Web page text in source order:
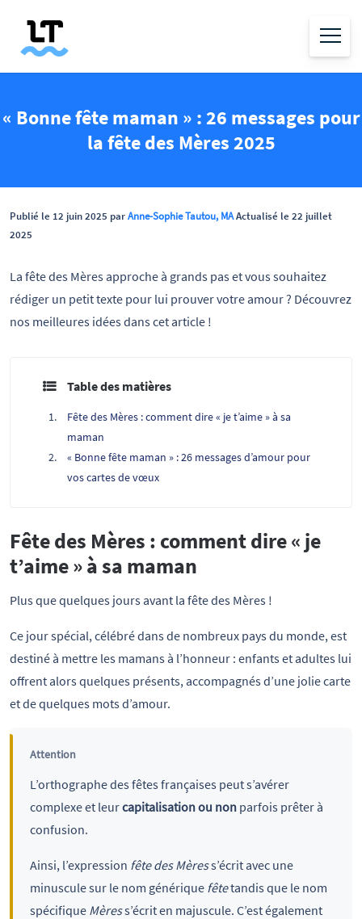
« Bonne fête maman » : 26 messages pour
la fête des Mères 2025
Publié le 12 juin 2025 parAnne-Sophie Tautou, MAActualisé le 22 juillet
2025
La fête des Mères approche à grands pas et vous souhaitez
rédiger un petit texte pour lui prouver votre amour ? Découvrez
nos meilleures idées dans cet article !
Table des matières
Fête des Mères : comment dire « je t’aime » à sa
maman
« Bonne fête maman » : 26 messages d’amour pour
vos cartes de vœux
Fête des Mères : comment dire « je
t’aime » à sa maman
Plus que quelques jours avant la fête des Mères !
Ce jour spécial, célébré dans de nombreux pays du monde, est
destiné à mettre les mamans à l’honneur : enfants et adultes lui
offrent alors quelques présents, accompagnés d’une jolie carte
et de quelques mots d’amour.
Attention
L’orthographe des fêtes françaises peut s’avérer
complexe et leurcapitalisation ou nonparfois prêter à
confusion.
Ainsi, l’expression fête des Mèress’écrit avec une
minuscule sur le nom générique fêtetandis que le nom
spécifique Mèress’écrit en majuscule. C’est également